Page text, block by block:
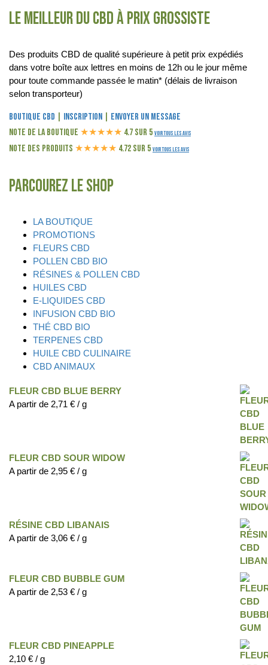
Le meilleur du CBD à prix grossiste
Des produits CBD de qualité supérieure à petit prix expédiés
dans votre boîte aux lettres en moins de 12h ou le jour même
pour toute commande passée le matin* (délais de livraison
selon transporteur)
Boutique CBD Inscription
Envoyer un message
Note de la boutique ★★★★★ 4.7 sur 5 Voir tous les avis
Note des produits ★★★★★ 4.72 sur 5 Voir tous les avis
Parcourez le shop
LA BOUTIQUE
PROMOTIONS
FLEURS CBD
POLLEN CBD BIO
RÉSINES & POLLEN CBD
HUILES CBD
E-LIQUIDES CBD
INFUSION CBD BIO
THÉ CBD BIO
TERPENES CBD
HUILE CBD CULINAIRE
CBD ANIMAUX
FLEUR CBD BLUE BERRY
A partir de 2,71 € / g
FLEUR CBD SOUR WIDOW
A partir de 2,95 € / g
RÉSINE CBD LIBANAIS
A partir de 3,06 € / g
FLEUR CBD BUBBLE GUM
A partir de 2,53 € / g
FLEUR CBD PINEAPPLE
2,10 € / g